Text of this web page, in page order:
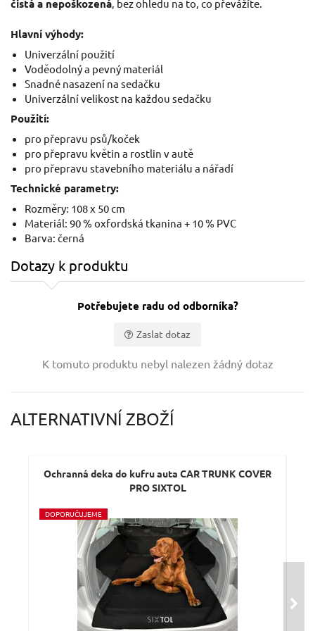
čistá a nepoškozená, bez ohledu na to, co převážíte.
Hlavní výhody:
Univerzální použití
Voděodolný a pevný materiál
Snadné nasazení na sedačku
Univerzální velikost na každou sedačku
Použití:
pro přepravu psů/koček
pro přepravu květin a rostlin v autě
pro přepravu stavebního materiálu a nářadí
Technické parametry:
Rozměry: 108 x 50 cm
Materiál: 90 % oxfordská tkanina + 10 % PVC
Barva: černá
Dotazy k produktu
Potřebujete radu od odborníka?
Zaslat dotaz
Odeslat dotaz
K tomuto produktu nebyl nalezen žádný dotaz
ALTERNATIVNÍ ZBOŽÍ
Ochranná deka do kufru auta CAR TRUNK COVER
PRO SIXTOL
DOPORUČUJEME